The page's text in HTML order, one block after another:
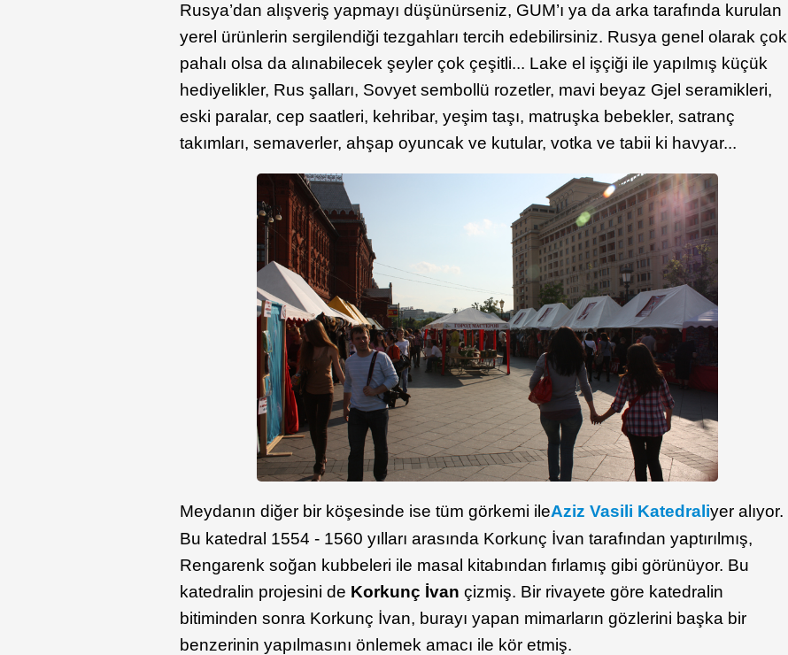
Rusya’dan alışveriş yapmayı düşünürseniz, GUM’ı ya da arka tarafında kurulan
yerel ürünlerin sergilendiği tezgahları tercih edebilirsiniz. Rusya genel olarak çok
pahalı olsa da alınabilecek şeyler çok çeşitli... Lake el işçiği ile yapılmış küçük
hediyelikler, Rus şalları, Sovyet sembollü rozetler, mavi beyaz Gjel seramikleri,
eski paralar, cep saatleri, kehribar, yeşim taşı, matruşka bebekler, satranç
takımları, semaverler, ahşap oyuncak ve kutular, votka ve tabii ki havyar...
Meydanın diğer bir köşesinde ise tüm görkemi ileAziz Vasili Katedraliyer alıyor.
Bu katedral 1554 - 1560 yılları arasında Korkunç İvan tarafından yaptırılmış,
Rengarenk soğan kubbeleri ile masal kitabından fırlamış gibi görünüyor. Bu
katedralin projesini de Korkunç İvan çizmiş. Bir rivayete göre katedralin
bitiminden sonra Korkunç İvan, burayı yapan mimarların gözlerini başka bir
benzerinin yapılmasını önlemek amacı ile kör etmiş.